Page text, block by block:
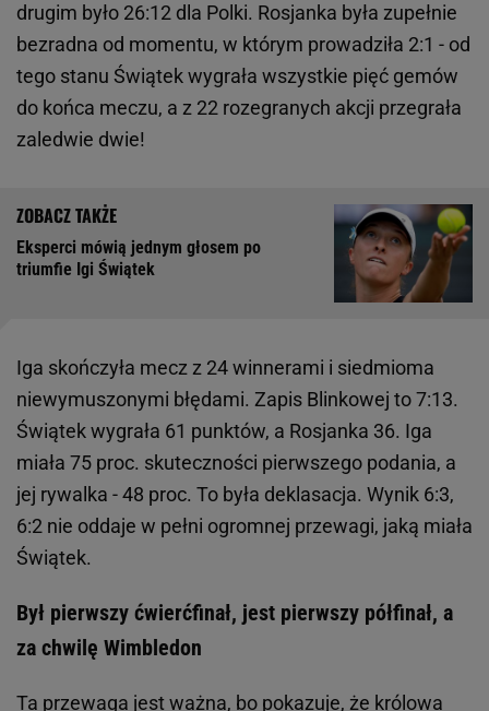
drugim było 26:12 dla Polki. Rosjanka była zupełnie
bezradna od momentu, w którym prowadziła 2:1 - od
tego stanu Świątek wygrała wszystkie pięć gemów
do końca meczu, a z 22 rozegranych akcji przegrała
zaledwie dwie!
Eksperci mówią jednym głosem po
triumfie Igi Świątek
Iga skończyła mecz z 24 winnerami i siedmioma
niewymuszonymi błędami. Zapis Blinkowej to 7:13.
Świątek wygrała 61 punktów, a Rosjanka 36. Iga
miała 75 proc. skuteczności pierwszego podania, a
jej rywalka - 48 proc. To była deklasacja. Wynik 6:3,
6:2 nie oddaje w pełni ogromnej przewagi, jaką miała
Świątek.
Był pierwszy ćwierćfinał, jest pierwszy półfinał, a
za chwilę Wimbledon
Ta przewaga jest ważna, bo pokazuje, że królowa